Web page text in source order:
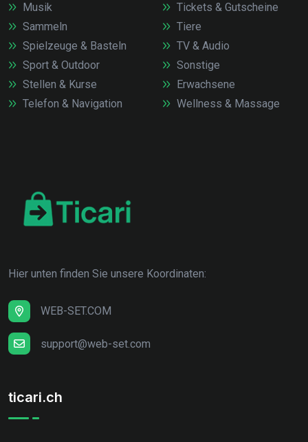
Musik
Sammeln
Spielzeuge & Basteln
Sport & Outdoor
Stellen & Kurse
Telefon & Navigation
Tickets & Gutscheine
Tiere
TV & Audio
Sonstige
Erwachsene
Wellness & Massage
Hier unten finden Sie unsere Koordinaten:
WEB-SET.COM
support@web-set.com
ticari.ch